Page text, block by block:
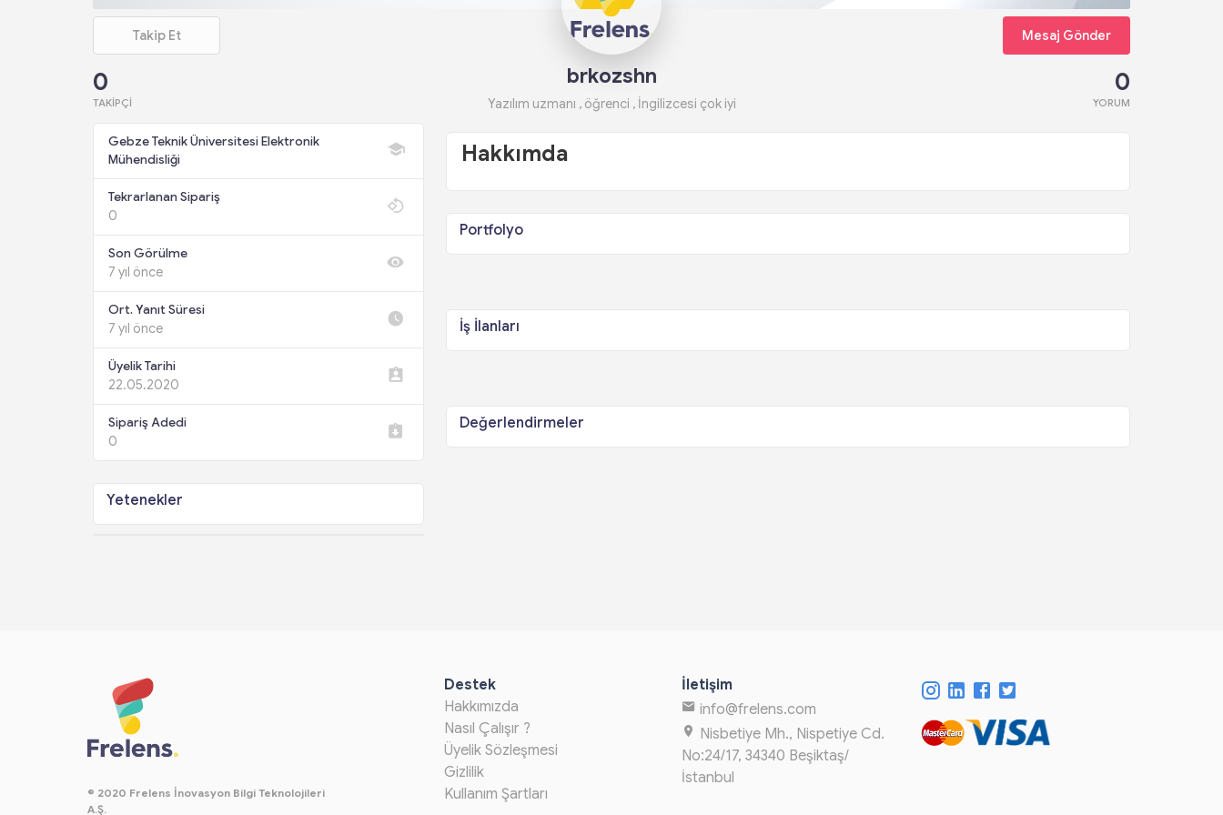
Takip Et Mesaj Gönder
0
TAKIPÇI
brkozshn
Yazılım uzmanı , öğrenci , İngilizcesi çok iyi
0
YORUM
Gebze Teknik Üniversitesi Elektronik
Mühendisliği
Tekrarlanan Sipariş
0
Son Görülme
7 yıl önce
Ort. Yanıt Süresi
7 yıl önce
Üyelik Tarihi
22.05.2020
Sipariş Adedi
0
Yetenekler
Hakkımda
Portfolyo
İş İlanları
Değerlendirmeler
© 2020 Frelens İnovasyon Bilgi Teknolojileri
A.Ş.
Destek
Hakkımızda
Nasıl Çalışır ?
Üyelik Sözleşmesi
Gizlilik
Kullanım Şartları
İletişim
info@frelens.com
Nisbetiye Mh., Nispetiye Cd.
No:24/17, 34340 Beşiktaş/
İstanbul